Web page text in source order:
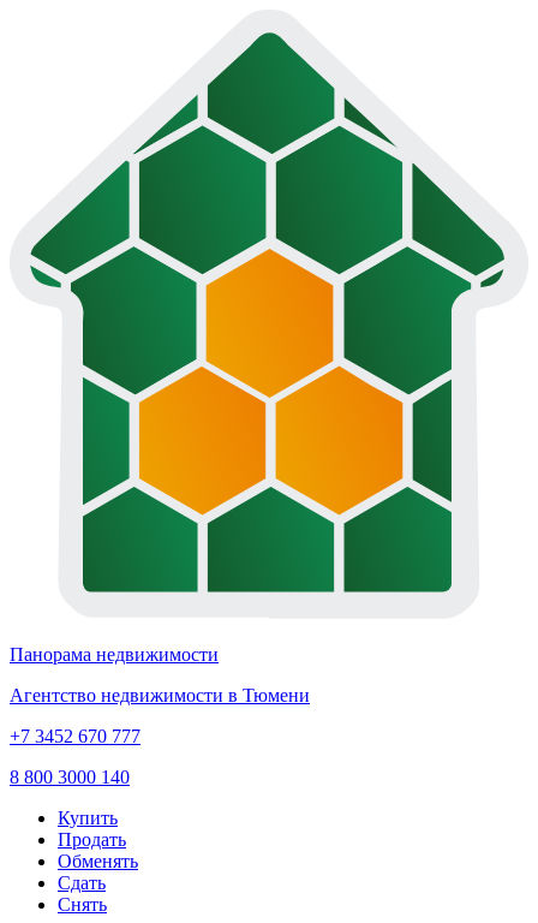
Панорама недвижимости
Агентство недвижимости в Тюмени
+7 3452 670 777
8 800 3000 140
Купить
Продать
Обменять
Сдать
Снять